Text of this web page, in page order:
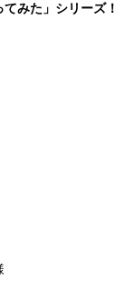
みた」シリーズ！